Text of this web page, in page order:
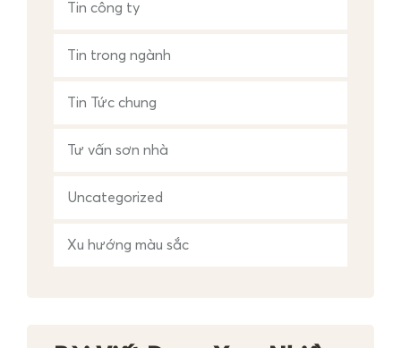
Tin công ty
Tin trong ngành
Tin Tức chung
Tư vấn sơn nhà
Uncategorized
Xu hướng màu sắc